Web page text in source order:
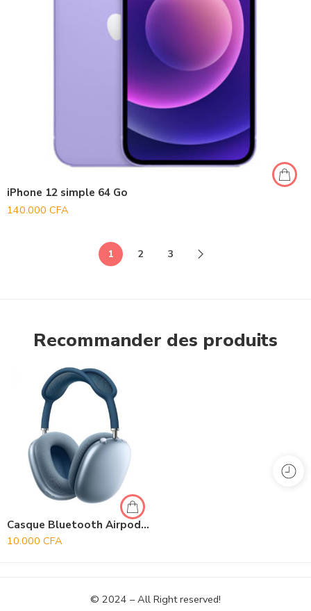
iPhone 12 simple 64 Go
140.000 CFA
1 2 3
Recommander des produits
Casque Bluetooth Airpods Max
10.000 CFA
© 2024 – All Right reserved!